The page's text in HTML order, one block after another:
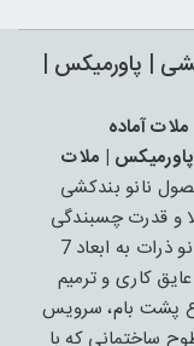
| پاورمیکس |
آماده
| ملات
نانو بندکشی
و قدرت چسبندگی
مناسبی دارد . این محصول با استفاده از نانو ذرات به ابعاد 7
کاری و ترمیم
پشت بام، سرویس
ساختمانی که با